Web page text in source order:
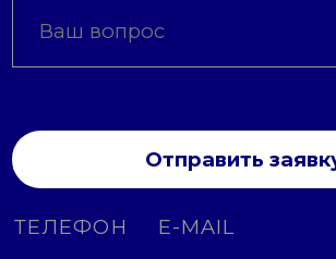
Отправить
ТЕЛЕФОН E-MAIL